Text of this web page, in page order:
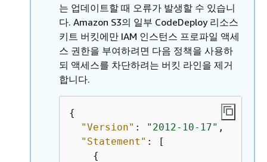
는 업데이트할 때 오류가 발생할 수 있습니
다. Amazon S3의 일부 CodeDeploy 리소스
키트 버킷에만 IAM 인스턴스 프로파일 액세
스 권한을 부여하려면 다음 정책을 사용하
되 액세스를 차단하려는 버킷 라인을 제거
합니다.
{
"Version" : "2012-10-17" ,
"Statement" : [
{